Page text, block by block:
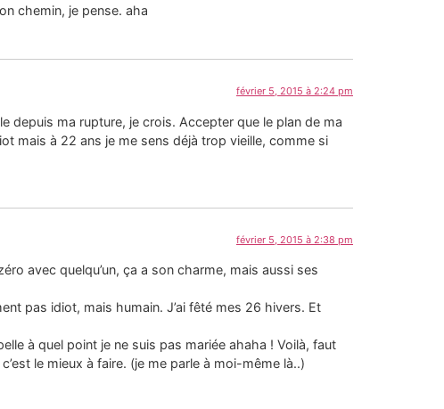
chemin, je pense. aha
février 5, 2015 à 2:24 pm
depuis ma rupture, je crois. Accepter que le plan de ma
mais à 22 ans je me sens déjà trop vieille, comme si
février 5, 2015 à 2:38 pm
avec quelqu’un, ça a son charme, mais aussi ses
pas idiot, mais humain. J’ai fêté mes 26 hivers. Et
à quel point je ne suis pas mariée ahaha ! Voilà, faut
le mieux à faire. (je me parle à moi-même là..)